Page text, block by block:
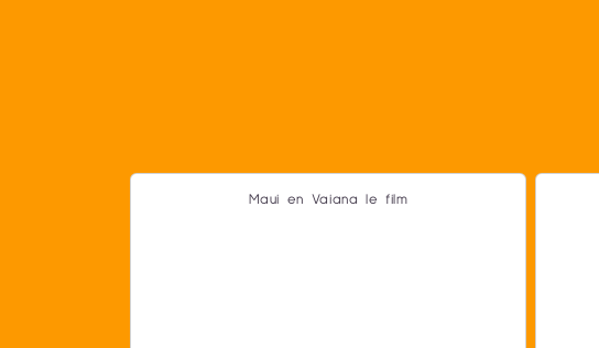
Maui en Vaiana le film